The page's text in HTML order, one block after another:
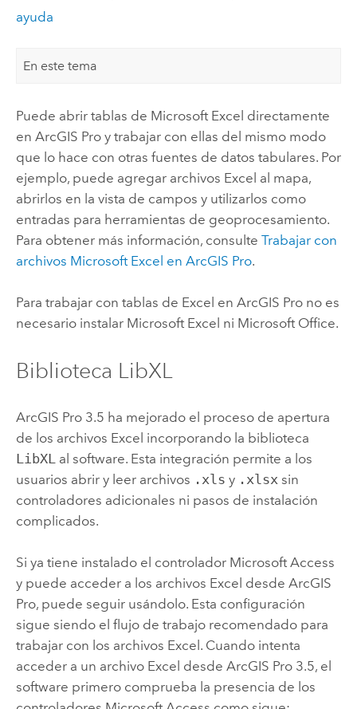
ayuda
En este tema
Puede abrir tablas de Microsoft Excel directamente
en ArcGIS Proy trabajar con ellas del mismo modo
que lo hace con otras fuentes de datos tabulares. Por
ejemplo, puede agregar archivos Excel al mapa,
abrirlos en la vista de campos y utilizarlos como
entradas para herramientas de geoprocesamiento.
Para obtener más información, consulte Trabajar con
archivos Microsoft Excel en ArcGIS Pro.
Para trabajar con tablas de Excel en ArcGIS Prono es
necesario instalar Microsoft Excel ni Microsoft Office.
Biblioteca LibXL
ArcGIS Pro 3.5 ha mejorado el proceso de apertura
de los archivos Excel incorporando la biblioteca
LibXL al software. Esta integración permite a los
usuarios abrir y leer archivos .xls y .xlsx sin
controladores adicionales ni pasos de instalación
complicados.
Si ya tiene instalado el controlador Microsoft Access
y puede acceder a los archivos Excel desde ArcGIS
Pro, puede seguir usándolo. Esta configuración
sigue siendo el flujo de trabajo recomendado para
trabajar con los archivos Excel . Cuando intenta
acceder a un archivo Excel desde ArcGIS Pro 3.5, el
software primero comprueba la presencia de los